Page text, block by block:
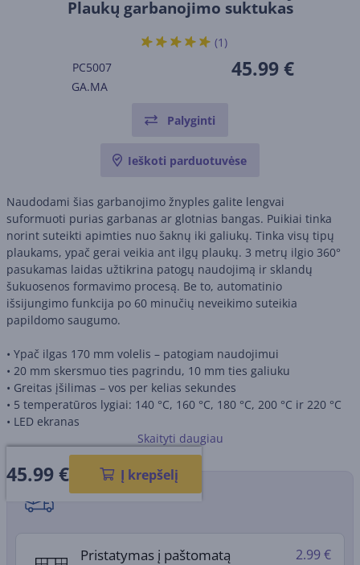
Plaukų garbanojimo suktukas
PC5007
GA.MA
45.99 €
(1)
Palyginti
Ieškoti parduotuvėse
Naudodami šias garbanojimo žnyples galite lengvai
suformuoti purias garbanas ar glotnias bangas. Puikiai tinka
norint suteikti apimties nuo šaknų iki galiukų. Tinka visų tipų
plaukams, ypač gerai veikia ant ilgų plaukų. 3 metrų ilgio 360°
pasukamas laidas užtikrina patogų naudojimą ir sklandų
šukuosenos formavimo procesą. Be to, automatinio
išsijungimo funkcija po 60 minučių neveikimo suteikia
papildomo saugumo.
• Ypač ilgas 170 mm volelis – patogiam naudojimui
• 20 mm skersmuo ties pagrindu, 10 mm ties galiuku
• Greitas įšilimas – vos per kelias sekundes
• 5 temperatūros lygiai: 140 °C, 160 °C, 180 °C, 200 °C ir 220 °C
• LED ekranas
• Vėsus galiukas saugesniam naudojimui
Skaityti daugiau
45.99€ Į krepšelį
Pristatymo būdai
Pristatymas į paštomatą 2.99 €